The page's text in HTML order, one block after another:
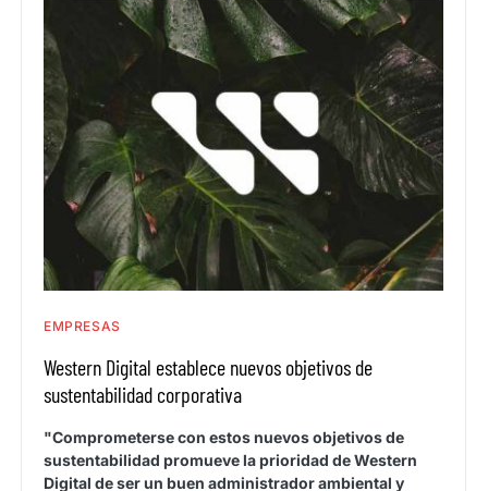
EMPRESAS
Western Digital establece nuevos objetivos de
sustentabilidad corporativa
"Comprometerse con estos nuevos objetivos de
sustentabilidad promueve la prioridad de Western
Digital de ser un buen administrador ambiental y